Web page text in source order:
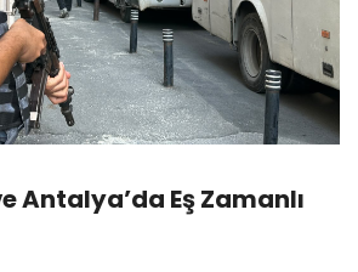
Antalya’da Eş Zamanlı